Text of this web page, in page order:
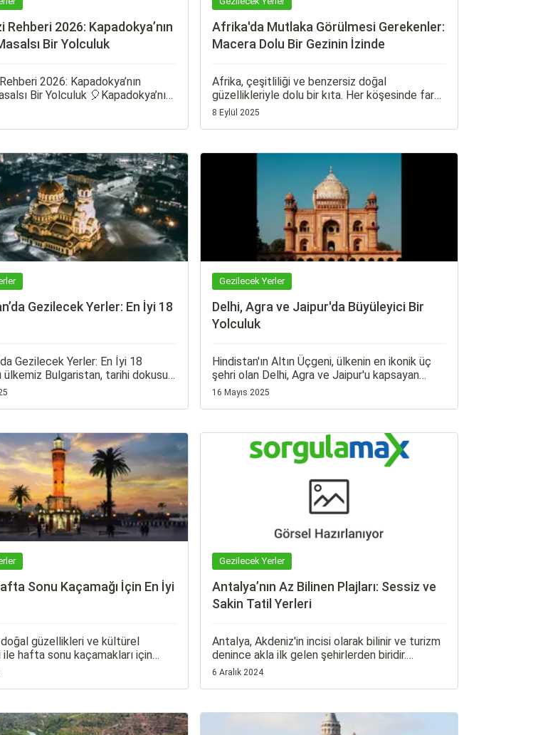
Rehberi 2026: Kapadokya’nın
Bir Yolculuk
2026: Kapadokya’nın
Bir Yolculuk 🎈Kapadokya’nın
duraklarından biri olan Ürgüp, peri
biri. Buraya geldiğinizde
bir gezegende gibi
Afrika'da Mutlaka Görülmesi Gerekenler:
Macera Dolu Bir Gezinin İzinde
Afrika, çeşitliliği ve benzersiz doğal
güzellikleriyle dolu bir kıta. Her köşesinde farklı
bir macera sunan bu büyüleyici kıta, tarih,
kültür, doğa ve vahşi yaşamın mükemmel bir
8 Eylül 2025
Gezilecek Yerler: En İyi 18
Gezilecek Yerler: En İyi 18
ülkemiz Bulgaristan, tarihi dokusu,
plajları ve kültürel
kayak tatili ya da deniz kenarında
yaz planlıyor olun —
sizi bekleyen çok şey var.
Gezilecek Yerler
Delhi, Agra ve Jaipur'da Büyüleyici Bir
Yolculuk
Hindistan'ın Altın Üçgeni, ülkenin en ikonik üç
şehri olan Delhi, Agra ve Jaipur'u kapsayan
popüler bir turistik rotadır. Bu rotada, tarihi
yapılar, kültürel zenginlikler ve mimari
16 Mayıs 2025
Sonu Kaçamağı İçin En İyi
doğal güzellikleri ve kültürel
ile hafta sonu kaçamakları için
birçok ilçe
Gezilecek Yerler
Antalya’nın Az Bilinen Plajları: Sessiz ve
Sakin Tatil Yerleri
Antalya, Akdeniz'in incisi olarak bilinir ve turizm
denince akla ilk gelen şehirlerden biridir.
Özellikle yaz aylarında hareketli ve kalabalık
6 Aralık 2024